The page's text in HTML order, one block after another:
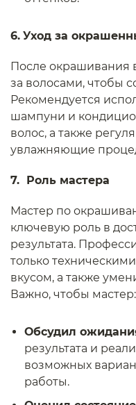
6. Уход за
После окрашивания
за волосами, чтобы
Рекомендуется
шампуни и
волос, а также
увлажняющие
7. Роль мастера
Мастер по
ключевую роль в
результата.
только
вкусом, а также
Важно, чтобы мастер:
Обсудил
результата и
возможных
работы.